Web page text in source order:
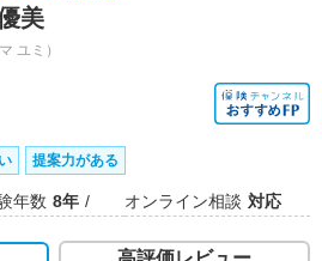
美
ユミ）
提案力がある
年数 8年 オンライン相談 対応